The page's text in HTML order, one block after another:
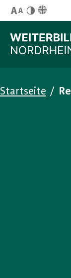
Skip to main
Schriftgröße
Kontrast
English
You are here:
Startseite /